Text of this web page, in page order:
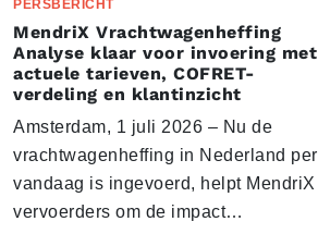
PERSBERICHT
MendriX Vrachtwagenheffing
Analyse klaar voor invoering met
actuele tarieven, COFRET-
verdeling en klantinzicht
Amsterdam, 1 juli 2026 – Nu de
vrachtwagenheffing in Nederland per
vandaag is ingevoerd, helpt MendriX
vervoerders om de impact…